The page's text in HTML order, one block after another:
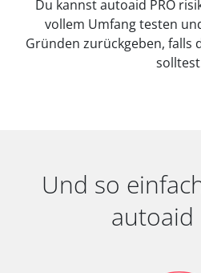
Du kannst autoaid PRO
vollem Umfang testen
Gründen zurückgeben, falls
Und so
autoaid